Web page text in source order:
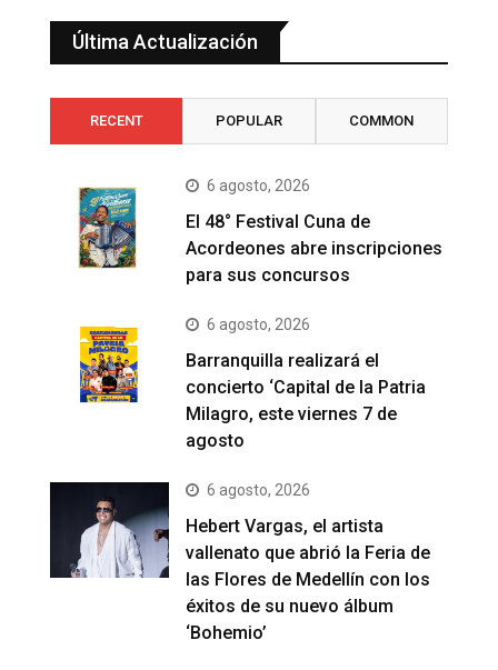
Última Actualización
RECENT POPULAR COMMON
6 agosto, 2026
El 48° Festival Cuna de
Acordeones abre inscripciones
para sus concursos
6 agosto, 2026
Barranquilla realizará el
concierto ‘Capital de la Patria
Milagro, este viernes 7 de
agosto
6 agosto, 2026
Hebert Vargas, el artista
vallenato que abrió la Feria de
las Flores de Medellín con los
éxitos de su nuevo álbum
‘Bohemio’